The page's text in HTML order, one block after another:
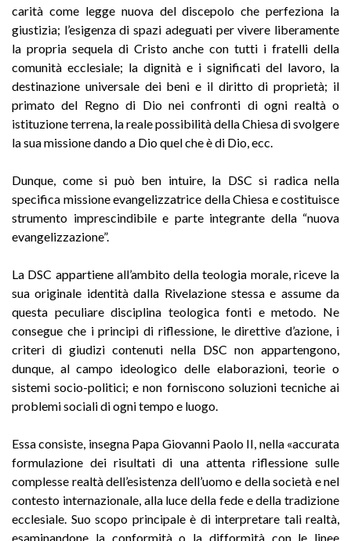
carità come legge nuova del discepolo che perfeziona la
giustizia; l’esigenza di spazi adeguati per vivere liberamente
la propria sequela di Cristo anche con tutti i fratelli della
comunità ecclesiale; la dignità e i significati del lavoro, la
destinazione universale dei beni e il diritto di proprietà; il
primato del Regno di Dio nei confronti di ogni realtà o
istituzione terrena, la reale possibilità della Chiesa di svolgere
la sua missione dando a Dio quel che è di Dio, ecc.
Dunque, come si può ben intuire, la DSC si radica nella
specifica missione evangelizzatrice della Chiesa e costituisce
strumento imprescindibile e parte integrante della “nuova
evangelizzazione”.
La DSC appartiene all’ambito della teologia morale, riceve la
sua originale identità dalla Rivelazione stessa e assume da
questa peculiare disciplina teologica fonti e metodo. Ne
consegue che i principi di riflessione, le direttive d’azione, i
criteri di giudizi contenuti nella DSC non appartengono,
dunque, al campo ideologico delle elaborazioni, teorie o
sistemi socio-politici; e non forniscono soluzioni tecniche ai
problemi sociali di ogni tempo e luogo.
Essa consiste, insegna Papa Giovanni Paolo II, nella «accurata
formulazione dei risultati di una attenta riflessione sulle
complesse realtà dell’esistenza dell’uomo e della società e nel
contesto internazionale, alla luce della fede e della tradizione
ecclesiale. Suo scopo principale è di interpretare tali realtà,
esaminandone la conformità o la difformità con le linee